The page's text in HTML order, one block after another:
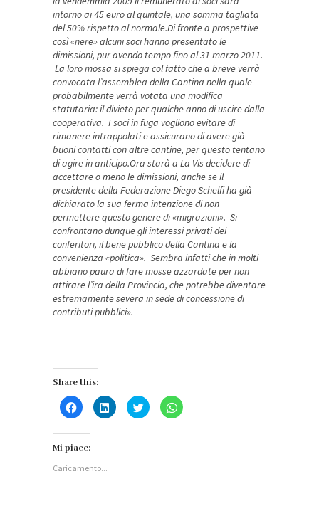
intorno ai 45 euro al quintale, una somma tagliata
del 50% rispetto al normale.Di fronte a prospettive
così «nere» alcuni soci hanno presentato le
dimissioni, pur avendo tempo fino al 31 marzo 2011.
La loro mossa si spiega col fatto che a breve verrà
convocata l’assemblea della Cantina nella quale
probabilmente verrà votata una modifica
statutaria: il divieto per qualche anno di uscire dalla
cooperativa. I soci in fuga vogliono evitare di
rimanere intrappolati e assicurano di avere già
buoni contatti con altre cantine, per questo tentano
di agire in anticipo.Ora starà a La Vis decidere di
accettare o meno le dimissioni, anche se il
presidente della Federazione Diego Schelfi ha già
dichiarato la sua ferma intenzione di non
permettere questo genere di «migrazioni». Si
confrontano dunque gli interessi privati dei
conferitori, il bene pubblico della Cantina e la
convenienza «politica». Sembra infatti che in molti
abbiano paura di fare mosse azzardate per non
attirare l’ira della Provincia, che potrebbe diventare
estremamente severa in sede di concessione di
contributi pubblici».
Share this:
Fai
clic
Facebook
apre
in
Fai
clic
Fai
clic
Fai
clic
Mi piace:
Caricamento...